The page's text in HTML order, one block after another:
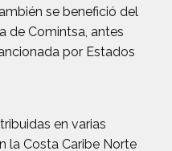
se benefició del
de Comintsa, antes
por Estados
en varias
la Costa Caribe Norte